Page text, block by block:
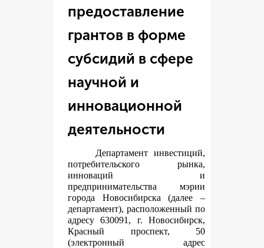
предоставление
грантов в форме
субсидий в сфере
научной и
инновационной
деятельности
Департамент инвестиций,
потребительского рынка,
инноваций и
предпринимательства мэрии
города Новосибирска (далее –
департамент), расположенный по
адресу 630091, г. Новосибирск,
Красный проспект, 50
(электронный адрес